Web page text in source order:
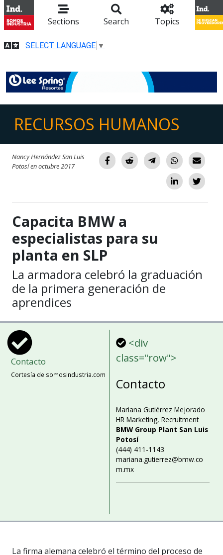
Sections Search Topics
SELECT LANGUAGE ▼
RECURSOS HUMANOS
Nancy Hernández San Luis
Potosí en octubre 2017
Capacita BMW a
especialistas para su
planta en SLP
La armadora celebró la graduación
de la primera generación de
aprendices
Contacto
Cortesía de somosindustria.com
<div
class="row">
Contacto
Mariana Gutiérrez Mejorado
HR Marketing, Recruitment
BMW Group Plant San Luis
Potosí
(444) 411-1143
mariana.gutierrez@bmw.co
m.mx
La firma alemana celebró el término del proceso de